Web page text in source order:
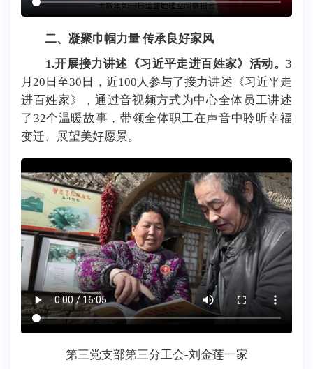
二、凝聚巾帼力量 传承良好家风
1.开展接力讲述《习近平走进百姓家》活动。3
月20日至30日，近100人参与了接力讲述《习近平走
进百姓家》，通过音视频方式为中心全体员工讲述
了32个温暖故事，带领全体职工在声音中聆听幸福
变迁、展望美好愿景。
第三党支部第三分工会-刘金莲一家